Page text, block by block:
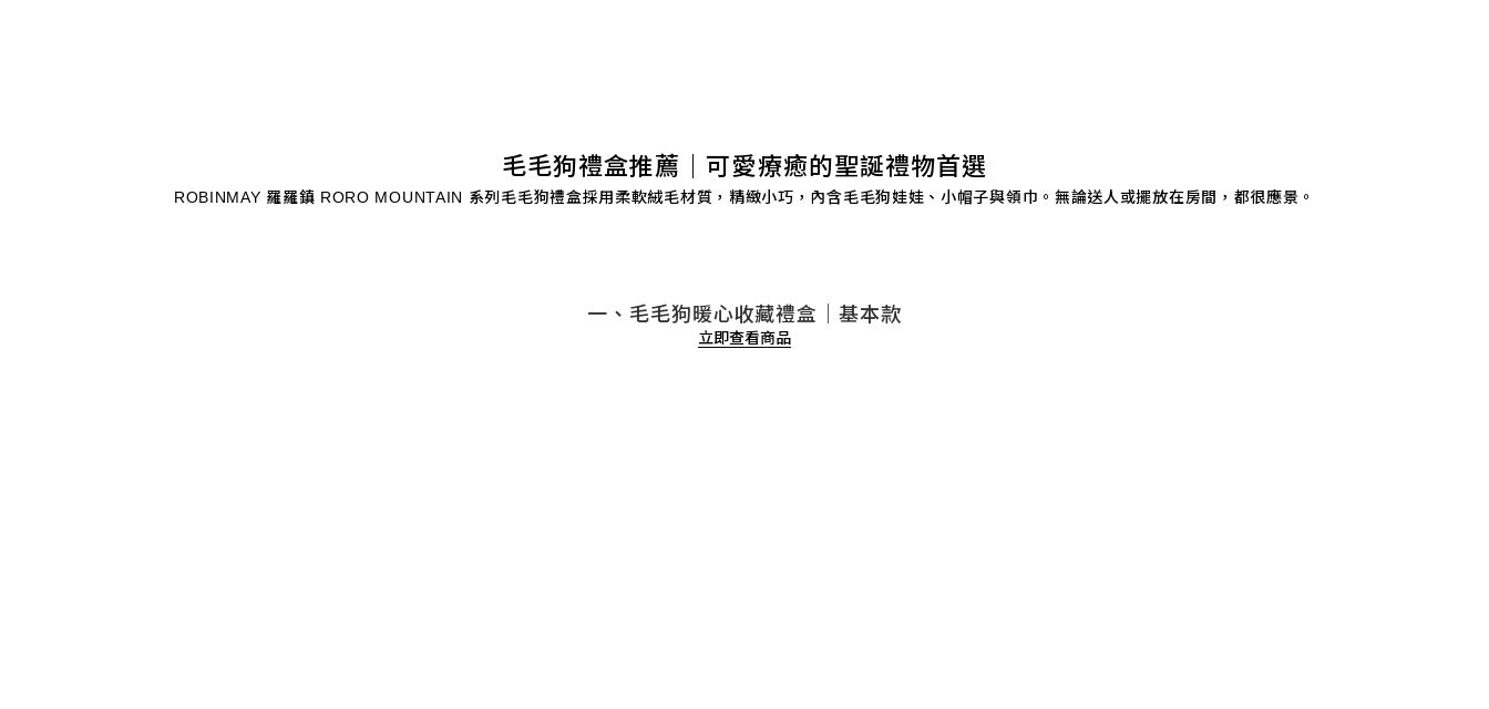
毛毛狗禮盒推薦｜可愛療癒的聖誕禮物首選
ROBINMAY 羅羅鎮 RORO MOUNTAIN 系列毛毛狗禮盒採用柔軟絨毛材質，精緻小巧，內含毛毛狗娃娃、小帽子與領巾。無論送人或擺放在房間，都很應景。
一、毛毛狗暖心收藏禮盒｜基本款
立即查看商品